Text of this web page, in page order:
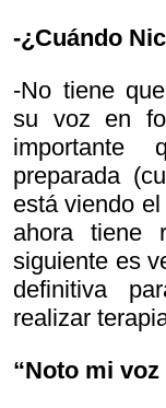
-¿Cuándo
-No tiene
su voz en
importante
preparada
está viendo
ahora tiene
siguiente es
definitiva
realizar
“Noto mi